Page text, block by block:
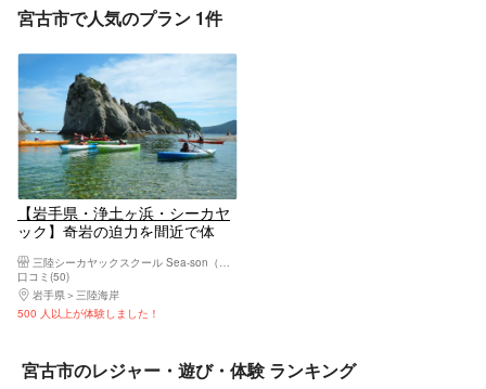
宮古市で人気のプラン 1件
【岩手県・浄土ヶ浜・シーカヤ
ック】奇岩の迫力を間近で体
三陸シーカヤックスクール Sea-son（シーズン）
口コミ(50)
岩手県
三陸海岸
500 人以上が体験しました！
宮古市のレジャー・遊び・体験 ランキング